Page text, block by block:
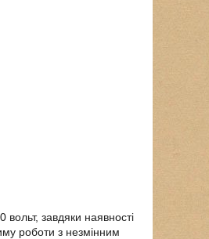
завдяки наявності
роботи з незмінним